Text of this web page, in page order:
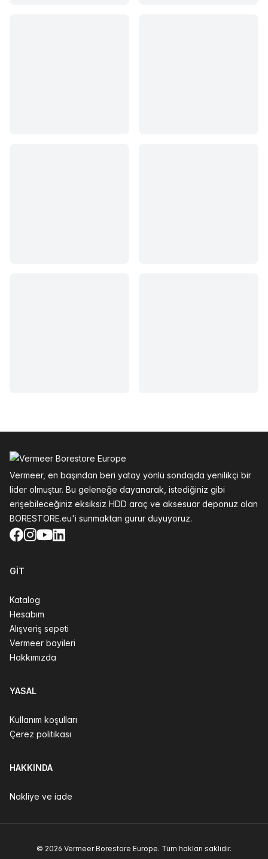
Vermeer, en başından beri yatay yönlü sondajda yenilikçi bir
lider olmuştur. Bu geleneğe dayanarak, istediğiniz gibi
erişebileceğiniz eksiksiz HDD araç ve aksesuar deponuz olan
BORESTORE.eu'i sunmaktan gurur duyuyoruz.
Facebook
Instagram
YouTube
LinkedIn
GIT
Katalog
Hesabım
Alışveriş sepeti
Vermeer bayileri
Hakkımızda
YASAL
Kullanım koşulları
Çerez politikası
HAKKINDA
Nakliye ve iade
© 2026 Vermeer Borestore Europe. Tüm hakları saklıdır.